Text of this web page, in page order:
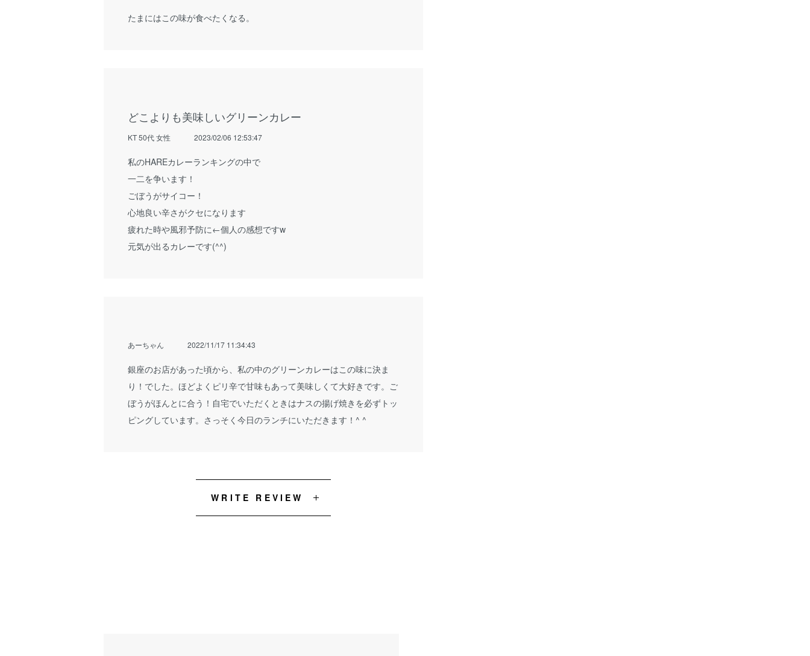
たまにはこの味が食べたくなる。
どこよりも美味しいグリーンカレー
KT 50代 女性 2023/02/06 12:53:47
私のHAREカレーランキングの中で
一二を争います！
ごぼうがサイコー！
心地良い辛さがクセになります
疲れた時や風邪予防に←個人の感想ですw
元気が出るカレーです(^^)
あーちゃん 2022/11/17 11:34:43
銀座のお店があった頃から、私の中のグリーンカレーはこの味に決ま
り！でした。ほどよくピリ辛で甘味もあって美味しくて大好きです。ご
ぼうがほんとに合う！自宅でいただくときはナスの揚げ焼きを必ずトッ
ピングしています。さっそく今日のランチにいただきます！^ ^
WRITE REVIEW